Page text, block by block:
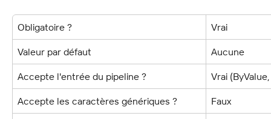
Obligatoire ? Vrai
Valeur par défaut Aucune
Accepte l'entrée du pipeline ? Vrai
Accepte les caractères génériques ? Faux